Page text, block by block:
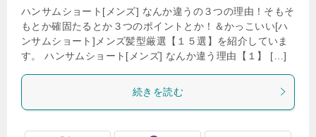
ハンサムショート[メンズ] なんか違うの３つの理由！そもそ
もとか確固たるとか３つのポイントとか！＆かっこいい[ハ
ンサムショート]メンズ髪型厳選【１５選】を紹介していま
す。 ハンサムショート[メンズ] なんか違う理由【１】 […]
続きを読む